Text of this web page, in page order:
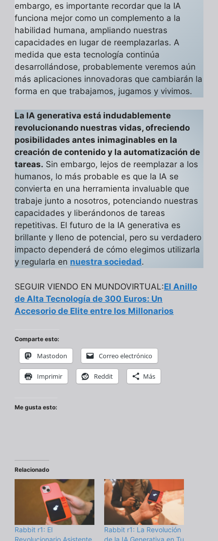
embargo, es importante recordar que la IA
funciona mejor como un complemento a la
habilidad humana, ampliando nuestras
capacidades en lugar de reemplazarlas. A
medida que esta tecnología continúa
desarrollándose, probablemente veremos aún
más aplicaciones innovadoras que cambiarán la
forma en que trabajamos, jugamos y vivimos.
La IA generativa está indudablemente
revolucionando nuestras vidas, ofreciendo
posibilidades antes inimaginables en la
creación de contenido y la automatización de
tareas. Sin embargo, lejos de reemplazar a los
humanos, lo más probable es que la IA se
convierta en una herramienta invaluable que
trabaje junto a nosotros, potenciando nuestras
capacidades y liberándonos de tareas
repetitivas. El futuro de la IA generativa es
brillante y lleno de potencial, pero su verdadero
impacto dependerá de cómo elegimos utilizarla
y regularla en nuestra sociedad.
SEGUIR VIENDO EN MUNDOVIRTUAL:El Anillo
de Alta Tecnología de 300 Euros: Un
Accesorio de Elite entre los Millonarios
Comparte esto:
Mastodon Correo electrónico
Imprimir Reddit Más
Me gusta esto:
Relacionado
Rabbit r1: El
Revolucionario Asistente
Rabbit r1: La Revolución
de la IA Generativa en Tu